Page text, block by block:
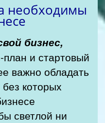
необходимы
бизнес,
и стартовый
обладать
которых
светлой ни